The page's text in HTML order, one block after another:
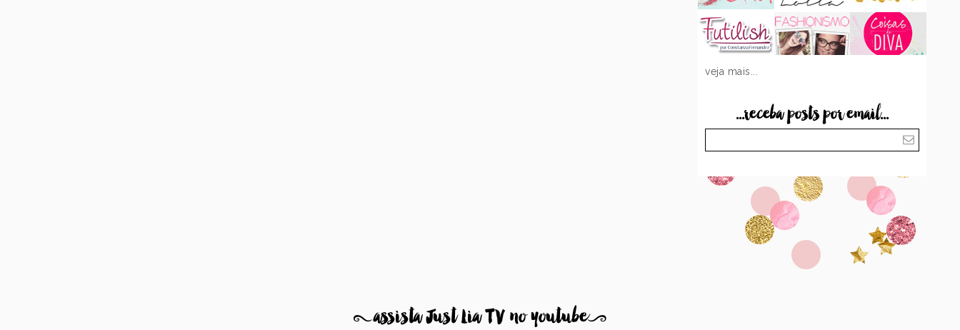
veja mais...
...receba posts por email...
8assista Just Lia TV no youtube9